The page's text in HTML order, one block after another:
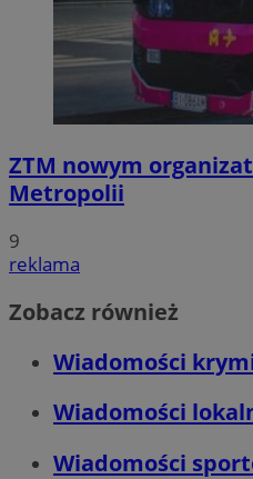
ZTM nowym
Metropolii
9
reklama
Zobacz również
Wiadomości
Wiadomości
Wiadomości